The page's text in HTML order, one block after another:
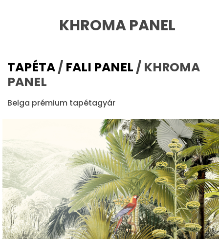
KHROMA PANEL
TAPÉTA/ FALI PANEL / KHROMA
PANEL
Belga prémium tapétagyár